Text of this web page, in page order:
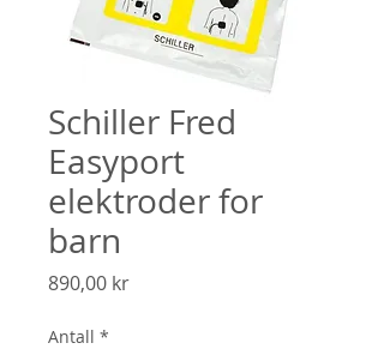
Schiller Fred
Easyport
elektroder for
barn
890,00 krPris
Antall *